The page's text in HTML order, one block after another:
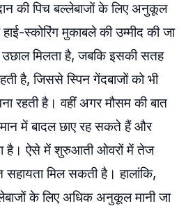
की पिच बल्लेबाजों के लिए अनुकूल
हाई-स्कोरिंग मुकाबले की उम्मीद की जा
मिलता है, जबकि इसकी सतह
है, जिससे स्पिन गेंदबाजों को भी
रहती है। वहीं अगर मौसम की बात
में बादल छाए रह सकते हैं और
है। ऐसे में शुरुआती ओवरों में तेज
सहायता मिल सकती है। हालांकि,
के लिए अधिक अनुकूल मानी जा